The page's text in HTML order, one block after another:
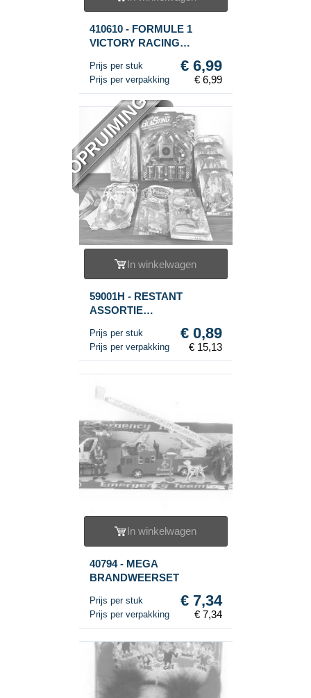
410610 - FORMULE 1
VICTORY RACING
Prijs per stuk € 6,99
Prijs per verpakking € 6,99
OPRUIMING
In winkelwagen
59001H - RESTANT
ASSORTIE
Prijs per stuk € 0,89
Prijs per verpakking € 15,13
In winkelwagen
40794 - MEGA
BRANDWEERSET
Prijs per stuk € 7,34
Prijs per verpakking € 7,34